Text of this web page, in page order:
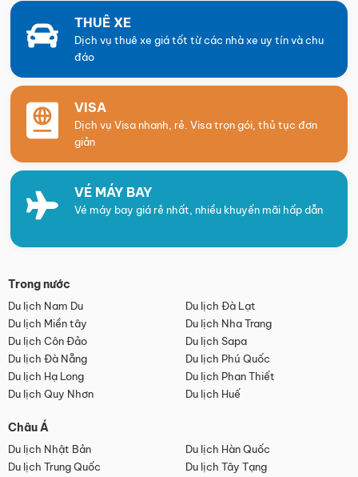
THUÊ XE
Dịch vụ thuê xe giá tốt từ các nhà xe uy tín và chu
đáo
VISA
Dịch vụ Visa nhanh, rẻ. Visa trọn gói, thủ tục đơn
giản
VÉ MÁY BAY
Vé máy bay giá rẻ nhất, nhiều khuyến mãi hấp dẫn
Trong nước
Du lịch Nam Du
Du lịch Đà Lạt
Du lịch Miền tây
Du lịch Nha Trang
Du lịch Côn Đảo
Du lịch Sapa
Du lịch Đà Nẵng
Du lịch Phú Quốc
Du lịch Hạ Long
Du lịch Phan Thiết
Du lịch Quy Nhơn
Du lịch Huế
Châu Á
Du lịch Nhật Bản
Du lịch Hàn Quốc
Du lịch Trung Quốc
Du lịch Tây Tạng